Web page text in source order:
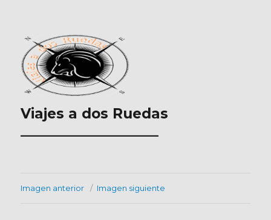
Viajes a dos Ruedas
___________________
Imagen anterior Imagen siguiente